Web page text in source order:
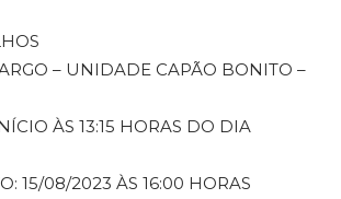
– UNIDADE CAPÃO BONITO –
ÀS 13:15 HORAS DO DIA
15/08/2023 ÀS 16:00 HORAS